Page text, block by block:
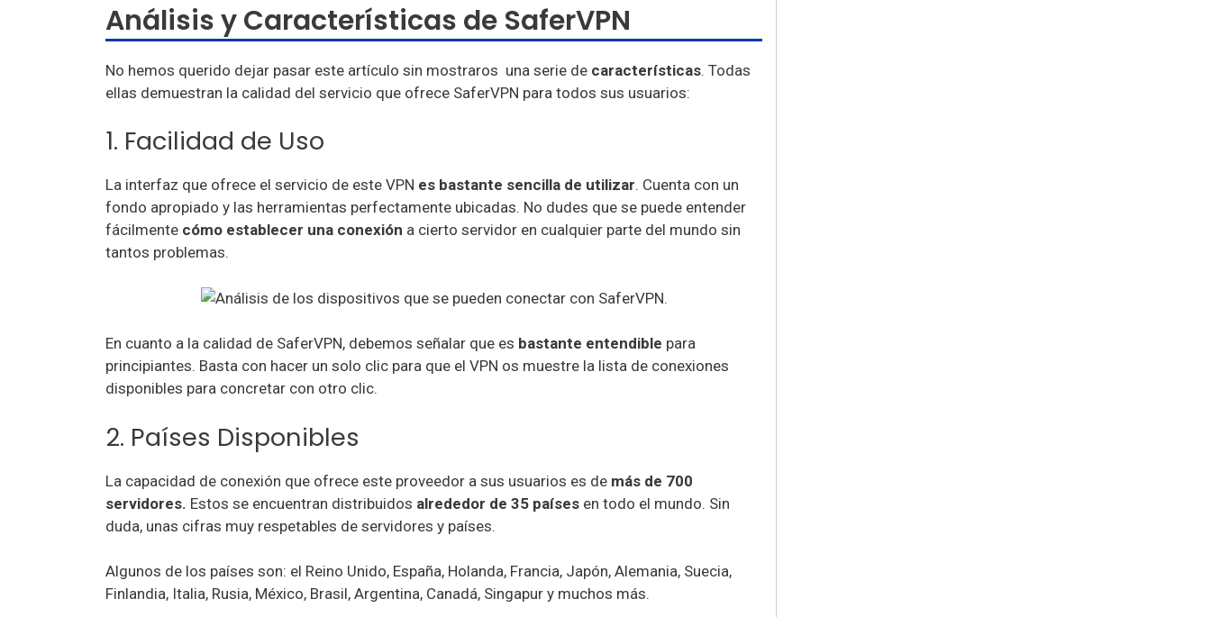
Análisis y Características de SaferVPN
No hemos querido dejar pasar este artículo sin mostraros una serie de características. Todas
ellas demuestran la calidad del servicio que ofrece SaferVPN para todos sus usuarios:
1. Facilidad de Uso
La interfaz que ofrece el servicio de este VPN es bastante sencilla de utilizar. Cuenta con un
fondo apropiado y las herramientas perfectamente ubicadas. No dudes que se puede entender
fácilmente cómo establecer una conexión a cierto servidor en cualquier parte del mundo sin
tantos problemas.
En cuanto a la calidad de SaferVPN, debemos señalar que es bastante entendible para
principiantes. Basta con hacer un solo clic para que el VPN os muestre la lista de conexiones
disponibles para concretar con otro clic.
2. Países Disponibles
La capacidad de conexión que ofrece este proveedor a sus usuarios es de más de 700
servidores. Estos se encuentran distribuidos alrededor de 35 países en todo el mundo. Sin
duda, unas cifras muy respetables de servidores y países.
Algunos de los países son: el Reino Unido, España, Holanda, Francia, Japón, Alemania, Suecia,
Finlandia, Italia, Rusia, México, Brasil, Argentina, Canadá, Singapur y muchos más.